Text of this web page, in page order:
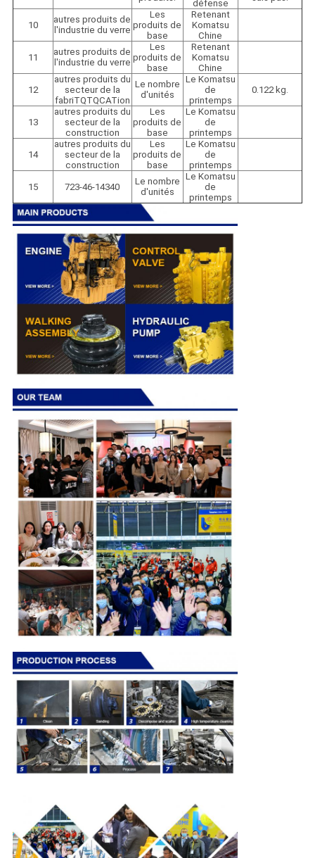
défense
10
autres produits de
l'industrie du verre
Les
produits de
base
Retenant
Komatsu
Chine
11
autres produits de
l'industrie du verre
Les
produits de
base
Retenant
Komatsu
Chine
12
autres produits du
secteur de la
fabriTQTQCATion
Le nombre
d'unités
Le Komatsu
de
printemps
0.122 kg.
13
autres produits du
secteur de la
construction
Les
produits de
base
Le Komatsu
de
printemps
14
autres produits du
secteur de la
construction
Les
produits de
base
Le Komatsu
de
printemps
15 723-46-14340
Le nombre
d'unités
Le Komatsu
de
printemps